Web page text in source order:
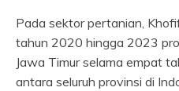
Pada sektor pertanian,
tahun 2020 hingga 2023
Jawa Timur selama empat
antara seluruh provinsi di